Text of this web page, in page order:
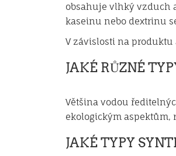
obsahuje vlhký vzduch
kaseinu nebo dextrinu
V závislosti na
JAKÉ RŮZNÉ
Většina vodou
ekologickým
JAKÉ TYPY